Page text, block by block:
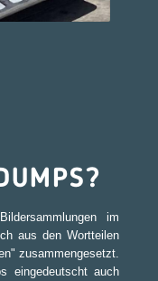
im
aus den Wortteilen
zusammengesetzt.
eingedeutscht auch